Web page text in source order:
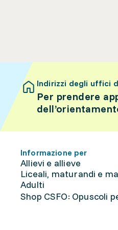
Indirizzi degli uffici
Per prendere
Informazione per
Allievi e allieve
Liceali, maturandi e
Adulti
Shop CSFO: Opuscoli